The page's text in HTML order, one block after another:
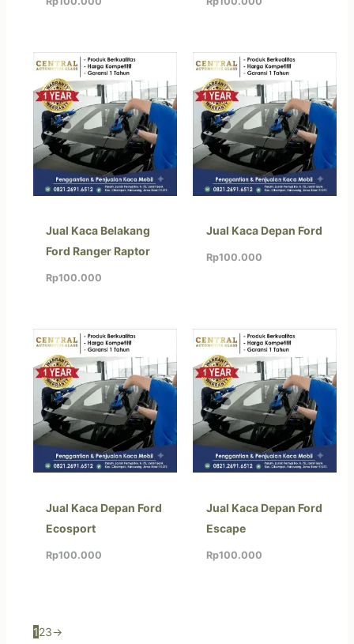
Jual Kaca Belakang
Ford Ranger Raptor
Rp100.000
Jual Kaca Depan Ford
Rp100.000
Jual Kaca Depan Ford
Ecosport
Rp100.000
Jual Kaca Depan Ford
Escape
Rp100.000
123→